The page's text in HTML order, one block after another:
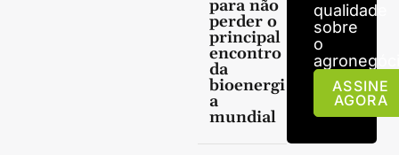
para não
perder o
principal
encontro
da
bioenergi
a
mundial
qualidade
sobre
o
ASSINE
AGORA